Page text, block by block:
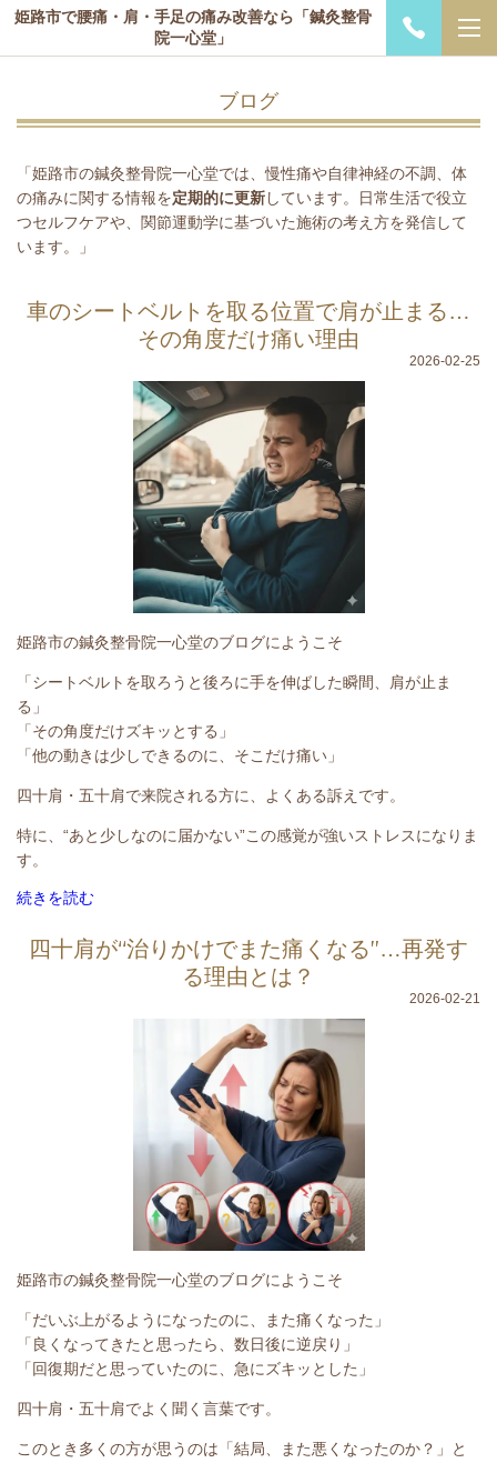
姫路市で腰痛・肩・手足の痛み改善なら「鍼灸整骨
院一心堂」
ブログ
「姫路市の鍼灸整骨院一心堂では、慢性痛や自律神経の不調、体
の痛みに関する情報を定期的に更新しています。日常生活で役立
つセルフケアや、関節運動学に基づいた施術の考え方を発信して
います。」
車のシートベルトを取る位置で肩が止まる…
その角度だけ痛い理由
2026-02-25
姫路市の鍼灸整骨院一心堂のブログにようこそ
「シートベルトを取ろうと後ろに手を伸ばした瞬間、肩が止ま
る」
「その角度だけズキッとする」
「他の動きは少しできるのに、そこだけ痛い」
四十肩・五十肩で来院される方に、よくある訴えです。
特に、 “あと少しなのに届かない”この感覚が強いストレスになりま
す。
続きを読む
四十肩が“治りかけでまた痛くなる”…再発す
る理由とは？
2026-02-21
姫路市の鍼灸整骨院一心堂のブログにようこそ
「だいぶ上がるようになったのに、また痛くなった」
「良くなってきたと思ったら、数日後に逆戻り」
「回復期だと思っていたのに、急にズキッとした」
四十肩・五十肩でよく聞く言葉です。
このとき多くの方が思うのは 「結局、また悪くなったのか？」
と